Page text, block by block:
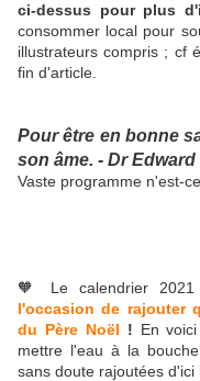
ci-dessus pour plus
consommer local pour
illustrateurs compris ; cf
fin d'article.
Pour être en bonne
son âme. - Dr Edward
Vaste programme n'est-
🧡 Le calendrier
l'occasion de rajouter
du Père Noël ! En
mettre l'eau à la
sans doute rajoutées d'ici